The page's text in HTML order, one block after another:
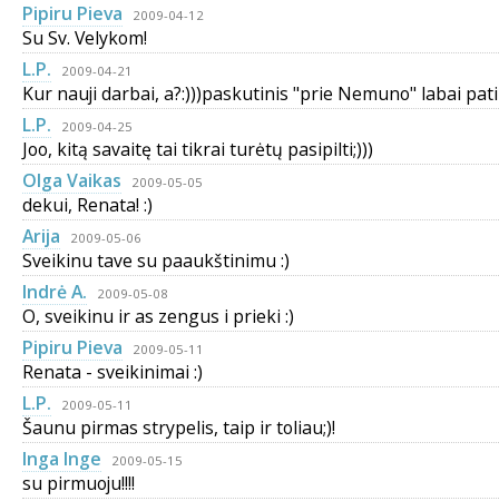
Pipiru Pieva
2009-04-12
Su Sv. Velykom!
L.P.
2009-04-21
Kur nauji darbai, a?:)))paskutinis "prie Nemuno" labai
L.P.
2009-04-25
Joo, kitą savaitę tai tikrai turėtų pasipilti;)))
Olga Vaikas
2009-05-05
dekui, Renata! :)
Arija
2009-05-06
Sveikinu tave su paaukštinimu :)
Indrė A.
2009-05-08
O, sveikinu ir as zengus i prieki :)
Pipiru Pieva
2009-05-11
Renata - sveikinimai :)
L.P.
2009-05-11
Šaunu pirmas strypelis, taip ir toliau;)!
Inga Inge
2009-05-15
su pirmuoju!!!!